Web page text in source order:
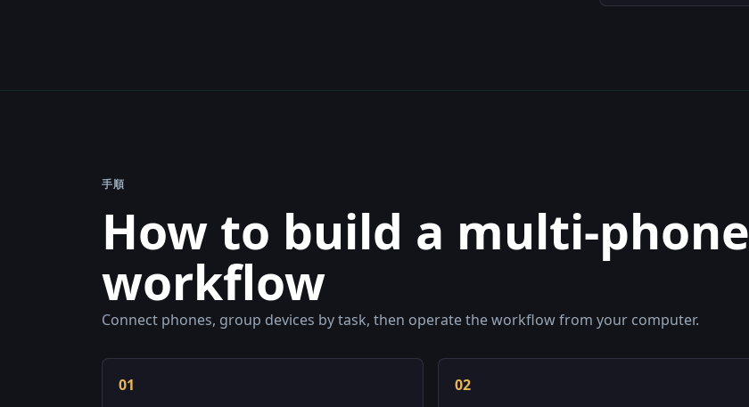
手順
How to build a multi-phone
workflow
Connect phones, group devices by task, then operate the workflow from your computer.
01
02